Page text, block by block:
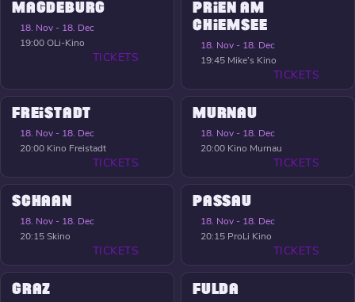
MAGDEBURG
18. Nov - 18. Dec
19:00OLi-Kino
TICKETS
PRIEN AM
CHIEMSEE
18. Nov - 18. Dec
19:45 Mike’s Kino
TICKETS
FREISTADT
18. Nov - 18. Dec
20:00 Kino Freistadt
TICKETS
MURNAU
18. Nov - 18. Dec
20:00 Kino Murnau
TICKETS
SCHAAN
18. Nov - 18. Dec
20:15Skino
TICKETS
PASSAU
18. Nov - 18. Dec
20:15 ProLi Kino
TICKETS
GRAZ FULDA